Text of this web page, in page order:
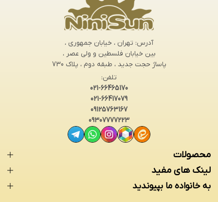
آدرس: تهران ، خیابان جمهوری ،
بین خیابان فلسطین و ولی عصر ،
پاساژ حجت جدید ، طبقه دوم ، پلاک 730
تلفن:
021-66465170
021-66417079
09125763167
09307777223
محصولات
لینک های مفید
به خانواده ما بپیوندید